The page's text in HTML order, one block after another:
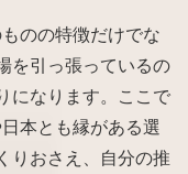
のの特徴だけでな
を引っ張っているの
になります。ここで
本とも縁がある選
りおさえ、自分の推